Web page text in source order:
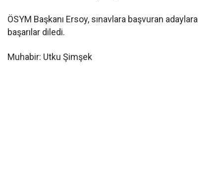
ÖSYM Başkanı Ersoy, sınavlara başvuran adaylara
başarılar diledi.
Muhabir: Utku Şimşek